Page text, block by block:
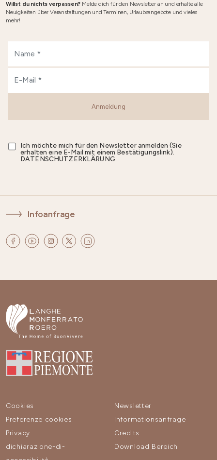
Willst du nichts verpassen? Melde dich für den Newsletter an und erhalte alle
Neuigkeiten über Veranstaltungen und Terminen, Urlaubsangebote und vieles
mehr!
Anmeldung
Ich möchte mich für den Newsletter anmelden (Sie
erhalten eine E-Mail mit einem Bestätigungslink).
DATENSCHUTZERKLÄRUNG
Infoanfrage
Cookies
Preferenze cookies
Privacy
dichiarazione-di-
Newsletter
Informationsanfrage
Credits
Download Bereich